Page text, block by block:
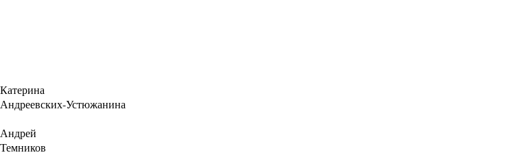
Катерина
Андреевских-Устюжанина
Андрей
Темников